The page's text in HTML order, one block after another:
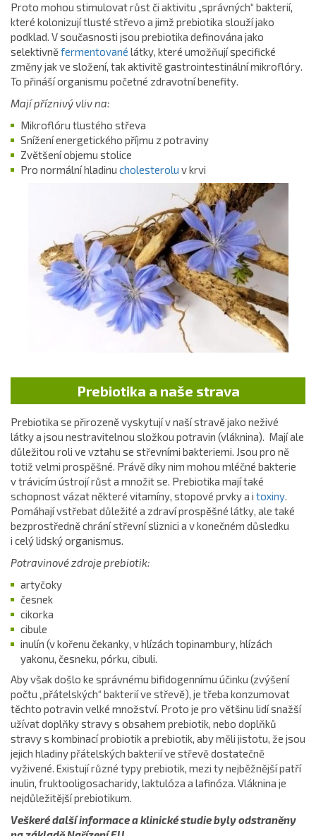
Proto mohou stimulovat růst či aktivitu „správných“ bakterií,
které kolonizují tlusté střevo a jimž prebiotika slouží jako
podklad. V současnosti jsou prebiotika definována jako
selektivněfermentované látky, které umožňují specifické
změny jak ve složení, tak aktivitě gastrointestinální mikroflóry.
To přináší organismu početné zdravotní benefity.
Mají příznivý vliv na:
Mikroflóru tlustého střeva
Snížení energetického příjmu z potraviny
Zvětšení objemu stolice
Pro normální hladinu cholesterolu v krvi
Prebiotika a naše strava
Prebiotika se přirozeně vyskytují v naší stravě jako neživé
látky a jsou nestravitelnou složkou potravin (vláknina). Mají ale
důležitou roli ve vztahu se střevními bakteriemi. Jsou pro ně
totiž velmi prospěšné. Právě díky nim mohou mléčné bakterie
v trávicím ústrojí růst a množit se. Prebiotika mají také
schopnost vázat některé vitamíny, stopové prvky a i toxiny.
Pomáhají vstřebat důležité a zdraví prospěšné látky, ale také
bezprostředně chrání střevní sliznici a v konečném důsledku
i celý lidský organismus.
Potravinové zdroje prebiotik:
artyčoky
česnek
cikorka
cibule
inulín (v kořenu čekanky, v hlízách topinambury, hlízách
yakonu, česneku, pórku, cibuli.
Aby však došlo ke správnému bifidogennímu účinku (zvýšení
počtu „přátelských“ bakterií ve střevě), je třeba konzumovat
těchto potravin velké množství. Proto je pro většinu lidí snažší
užívat doplňky stravy s obsahem prebiotik, nebo doplňků
stravy s kombinací probiotik a prebiotik, aby měli jistotu, že jsou
jejich hladiny přátelských bakterií ve střevě dostatečně
vyživené. Existují různé typy prebiotik, mezi ty nejběžnější patří
inulin, fruktooligosacharidy, laktulóza a lafinóza. Vláknina je
nejdůležitější prebiotikum.
Veškeré další informace a klinické studie byly odstraněny